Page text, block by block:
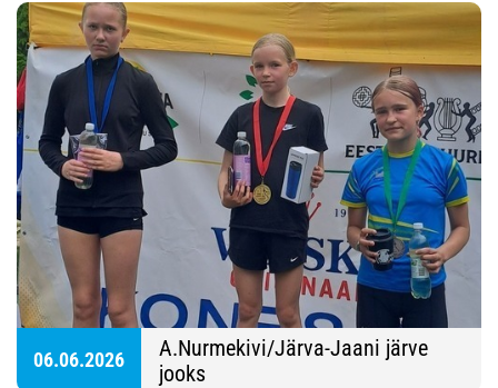
06.06.2026
A.Nurmekivi/Järva-Jaani järve
jooks